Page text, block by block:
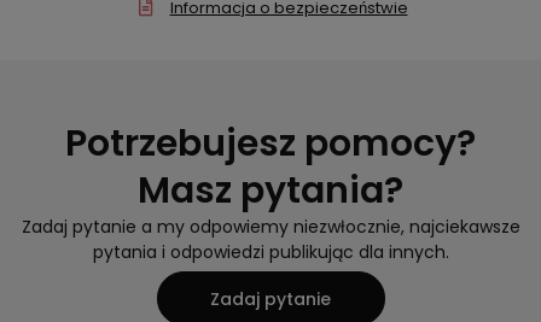
Informacja o bezpieczeństwie
Potrzebujesz pomocy?
Masz pytania?
Zadaj pytanie a my odpowiemy niezwłocznie, najciekawsze
pytania i odpowiedzi publikując dla innych.
Zadaj pytanie